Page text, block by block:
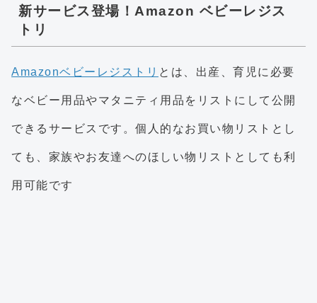
新サービス登場！Amazon ベビーレジス
トリ
Amazonベビーレジストリ とは、出産、育児に必要
なベビー用品やマタニティ用品をリストにして公開
できるサービスです。個人的なお買い物リストとし
ても、家族やお友達へのほしい物リストとしても利
用可能です